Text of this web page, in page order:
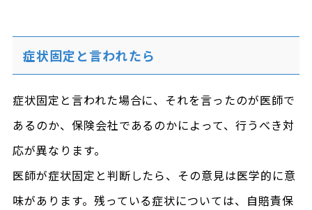
症状固定と言われたら
症状固定と言われた場合に、それを言ったのが医師で
あるのか、保険会社であるのかによって、行うべき対
応が異なります。
医師が症状固定と判断したら、その意見は医学的に意
味があります。残っている症状については、自賠責保